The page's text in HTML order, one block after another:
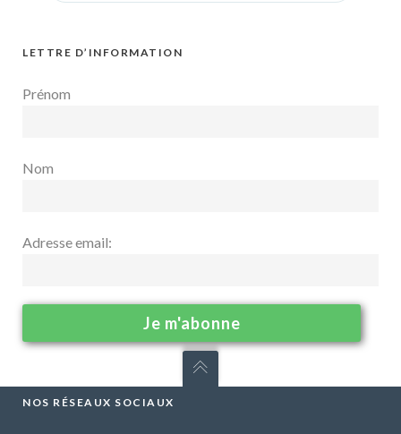
LETTRE D’INFORMATION
Prénom
Nom
Adresse email:
NOS RÉSEAUX SOCIAUX